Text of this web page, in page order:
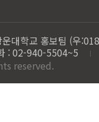
대학교 홍보팀 (우
: 02-940-5504~5
reserved.